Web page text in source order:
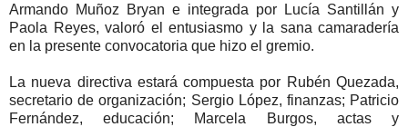
Armando Muñoz Bryan e integrada por Lucía Santillán y
Paola Reyes, valoró el entusiasmo y la sana camaradería
en la presente convocatoria que hizo el gremio.
La nueva directiva estará compuesta por Rubén Quezada,
secretario de organización; Sergio López, finanzas; Patricio
Fernández, educación; Marcela Burgos, actas y